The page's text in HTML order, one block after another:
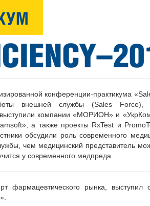
конференции-практикума
внешней службы (Sales Force),
выступили компании «МОРИОН» и
а также проекты RxTest и
обсудили роль современного
чем медицинский представитель
у современного медпреда.
фармацевтического рынка, выступил